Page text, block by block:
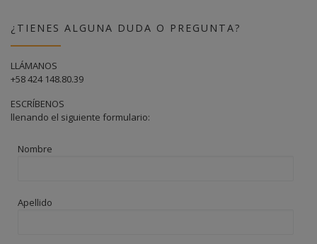
¿TIENES ALGUNA DUDA O PREGUNTA?
LLÁMANOS
+58 424 148.80.39
ESCRÍBENOS
llenando el siguiente formulario:
Nombre
Apellido